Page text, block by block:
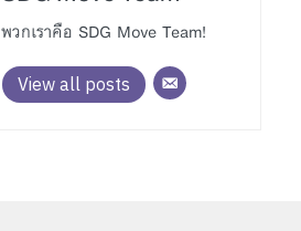
พวกเราคือ SDG Move Team!
View all posts